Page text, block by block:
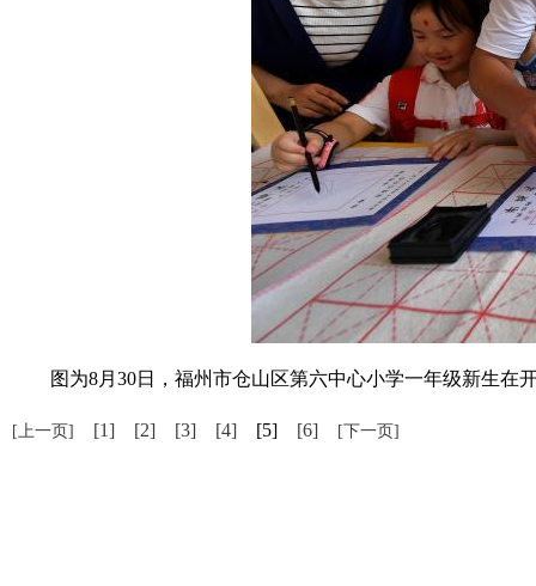
图为8月30日，福州市仓山区第六中心小学一年级新生在
[上一页] [1] [2] [3] [4] [5] [6] [下一页]